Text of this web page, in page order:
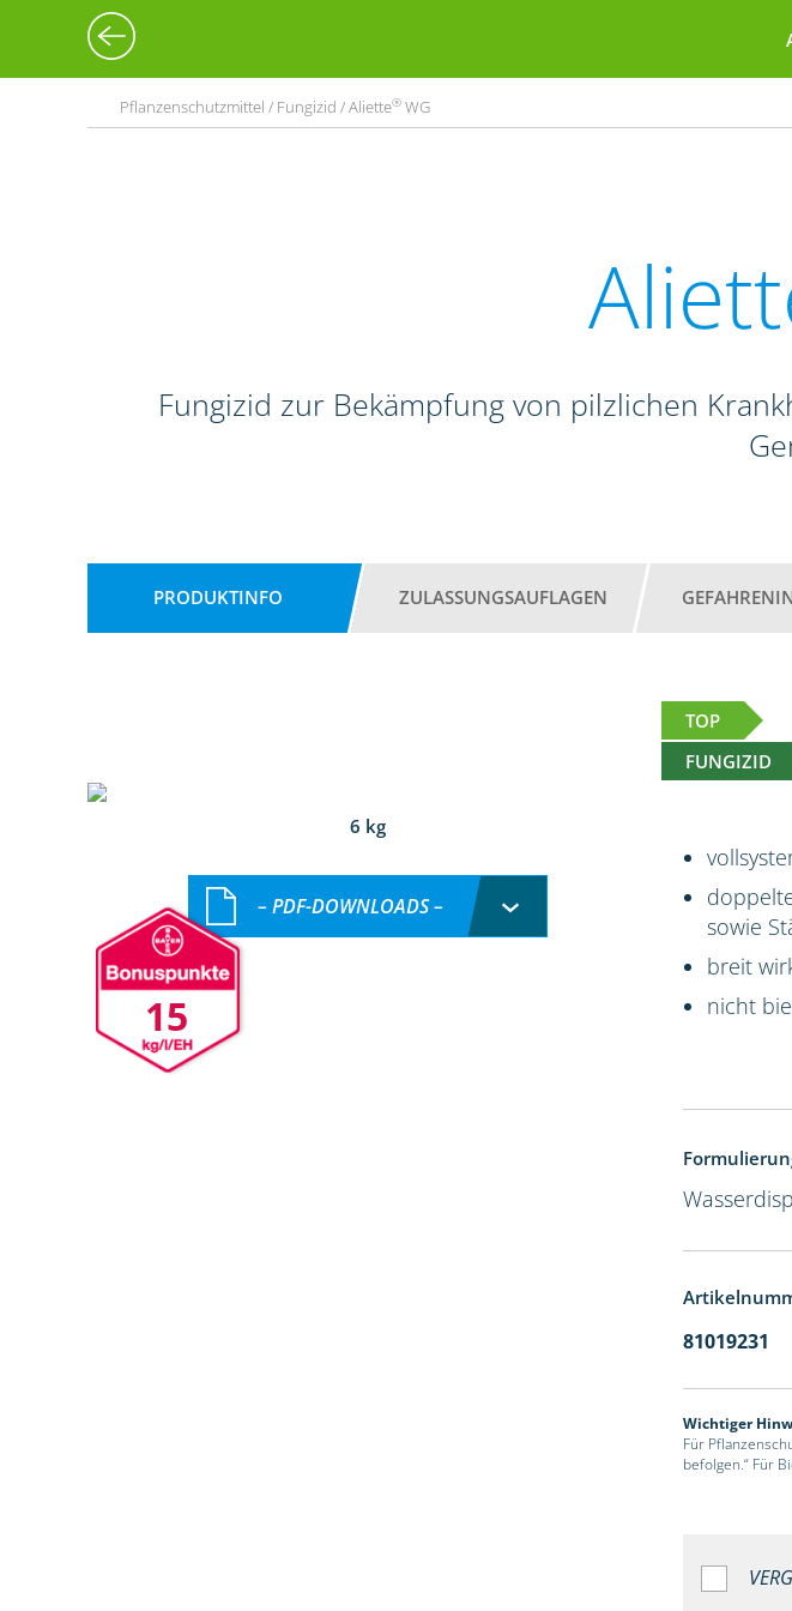
Pflanzenschutzmittel / Fungizid / Aliette® WG
Fungizid zur Bekämpfung von pilzlichen
PRODUKTINFO ZULASSUNGSAUFLAGEN
TOP
FUNGIZID
6 kg
15
– PDF-DOWNLOADS –
sowie
breit
nicht
81019231
Wichtiger
Für
befolgen.“ Für